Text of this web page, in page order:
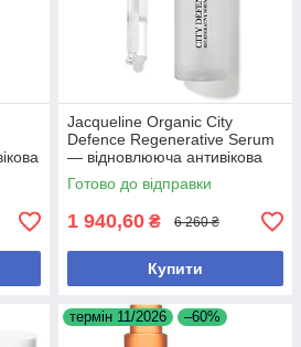
Jacqueline Organic City
Defence Regenerative Serum
— відновлююча антивікова
сироватка, 30 мл
Готово до відправки
1 940,60 ₴ 6 260 ₴
Купити
термін 11/2026 –60%